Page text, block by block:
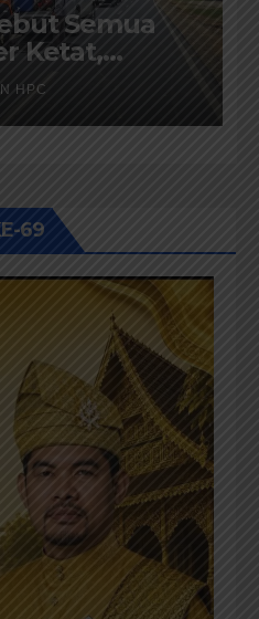
Semua
Ketat,
di Awasi
BPK-RI
HPC
69